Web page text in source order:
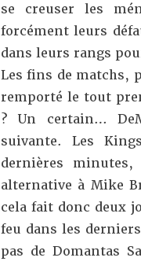
se creuser les
forcément leurs
dans leurs rangs
Les fins de matchs,
remporté le tout
? Un certain…
suivante. Les
dernières
alternative à Mike
cela fait donc deux
feu dans les
pas de Domantas